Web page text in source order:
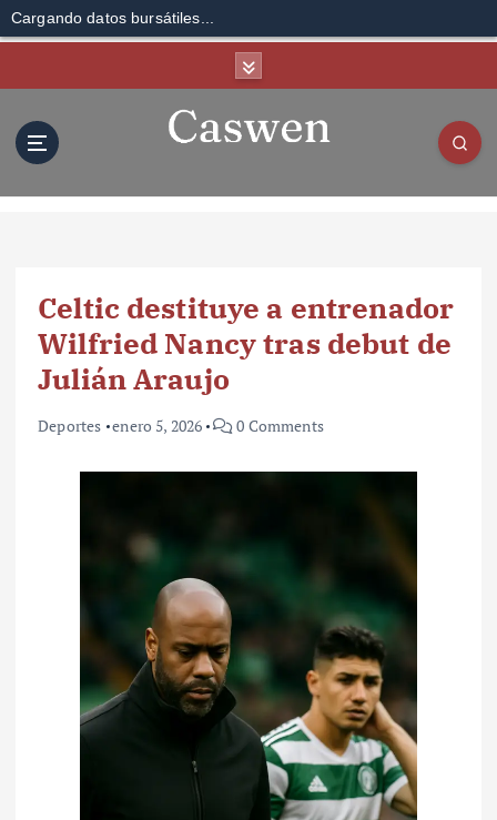
Cargando datos bursátiles...
Celtic destituye a entrenador
Wilfried Nancy tras debut de
Julián Araujo
Deportes enero 5, 2026 0 Comments